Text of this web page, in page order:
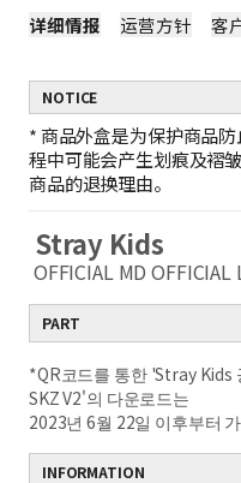
详细情报 运营方针 客
NOTICE
* 商品外盒是为保护商品
程中可能会产生划痕及褶
商品的退换理由。
Stray Kids
OFFICIAL MD
PART
*QR코드를 통한 'Stray Kids
SKZ V2'의 다운로드는
2023년 6월 22일 이후부터
INFORMATION